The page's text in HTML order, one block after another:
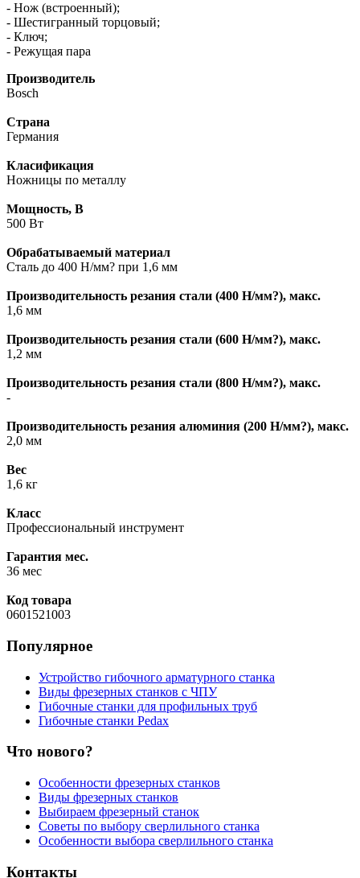
- Нож (встроенный);
- Шестигранный торцовый;
- Ключ;
- Режущая пара
Производитель
Bosch
Страна
Германия
Класификация
Ножницы по металлу
Мощность, В
500 Вт
Обрабатываемый материал
Сталь до 400 Н/мм? при 1,6 мм
Производительность резания стали (400 Н/мм?), макс.
1,6 мм
Производительность резания стали (600 Н/мм?), макс.
1,2 мм
Производительность резания стали (800 Н/мм?), макс.
-
Производительность резания алюминия (200 Н/мм?), макс.
2,0 мм
Вес
1,6 кг
Класс
Профессиональный инструмент
Гарантия мес.
36 мес
Код товара
0601521003
Популярное
Устройство гибочного арматурного станка
Виды фрезерных станков с ЧПУ
Гибочные станки для профильных труб
Гибочные станки Pedax
Что нового?
Особенности фрезерных станков
Виды фрезерных станков
Выбираем фрезерный станок
Советы по выбору сверлильного станка
Особенности выбора сверлильного станка
Контакты